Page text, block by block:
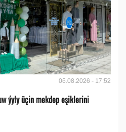
05.08.2026 - 17:52
ýyly üçin mekdep eşiklerini